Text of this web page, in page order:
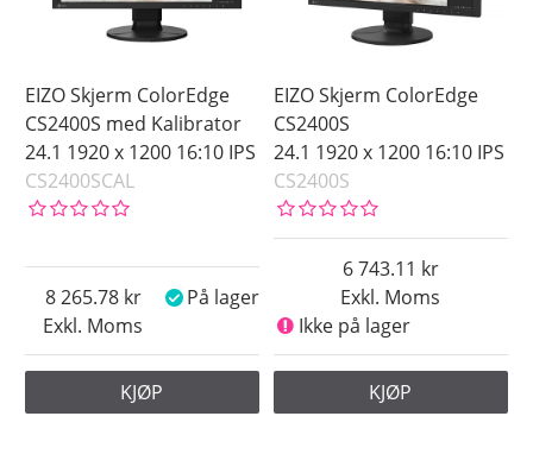
EIZO Skjerm ColorEdge
CS2400S med Kalibrator
24.1 1920 x 1200 16:10 IPS
CS2400SCAL
Exkl. Moms
8 265.78 På lager
KJØP
EIZO Skjerm ColorEdge
CS2400S
24.1 1920 x 1200 16:10 IPS
CS2400S
Exkl. Moms
6 743.11
Ikke på lager
KJØP